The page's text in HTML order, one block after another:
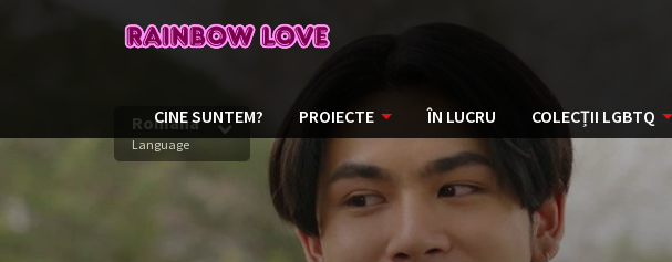
CINE SUNTEM? PROIECTE ÎN LUCRU COLECȚII LGBTQ
Romana
Language